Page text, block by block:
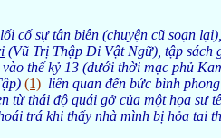
cố sự tân biên (chuyện cũ soạn
(Vũ Trị Thập Di Vật Ngữ), tập sách
thế kỷ 13 (dưới thời mạc phủ
(1) liên quan đến bức bình
từ thái độ quái gở của một họa sư
trá khi thấy nhà mình bị hỏa tai